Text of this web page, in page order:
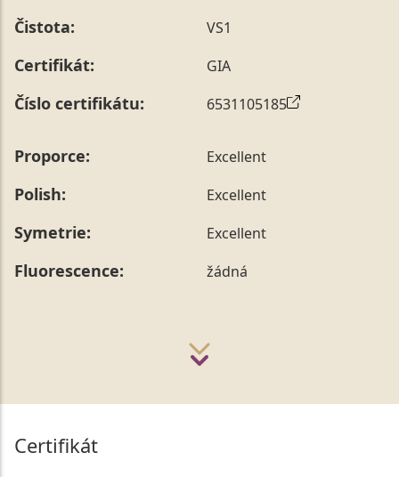
Čistota: VS1
Certifikát: GIA
Číslo certifikátu: 6531105185
Proporce: Excellent
Polish: Excellent
Symetrie: Excellent
Fluorescence: žádná
Certifikát